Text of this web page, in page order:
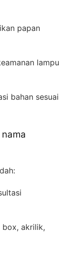
papan
lampu
bahan sesuai
box, akrilik,